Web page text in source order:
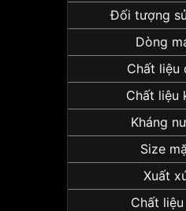
Đối tượng
Dòng
Chất liệu
Chất liệu
Kháng
Size
Xuất
Chất